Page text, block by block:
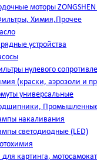
моторы ZONGSHEN
Химия,Прочее
устройства
нулевого
(краски, аэрозоли и
универсальные
накаливания
светодиодные (LED)
для картинга,